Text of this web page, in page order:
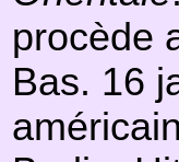
procède
Bas. 16